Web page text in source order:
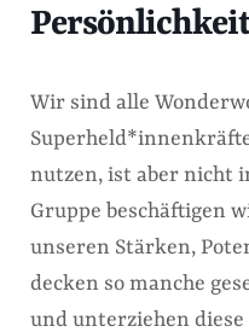
Wir sind alle
nutzen, ist aber nicht
Gruppe beschäftigen
unseren Stärken,
decken so manche
und unterziehen